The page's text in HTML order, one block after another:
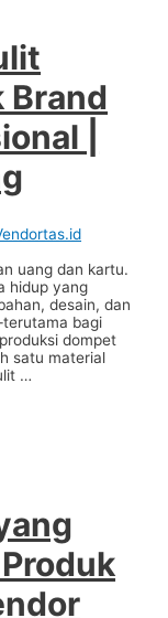
Brand
|
uang dan kartu.
hidup yang
desain, dan
bagi
dompet
satu material
…